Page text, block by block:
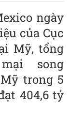
ngày
của Cục
Mỹ, tổng
song
trong 5
404,6 tỷ